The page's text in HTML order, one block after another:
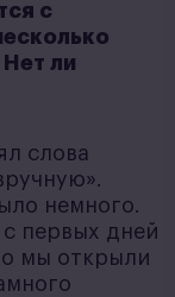
с
ли
слова
немного.
первых дней
мы открыли